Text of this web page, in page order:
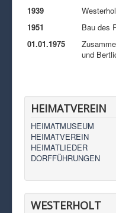
1939
1951
Bau des
01.01.1975
und
HEIMATVEREIN
HEIMATMUSEUM
HEIMATVEREIN
HEIMATLIEDER
DORFFÜHRUNGEN
WESTERHOLT